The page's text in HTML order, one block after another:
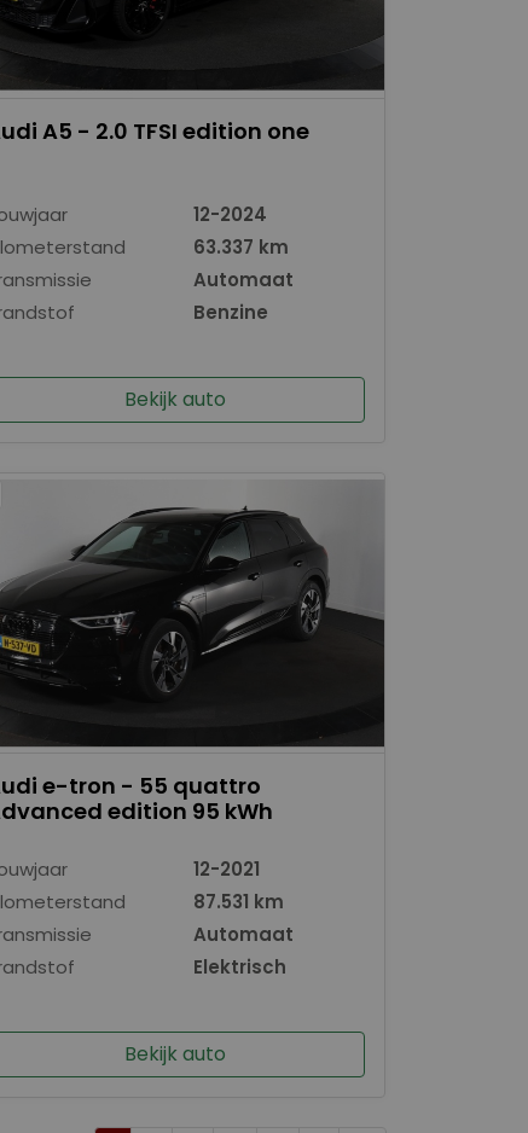
A5 - 2.0 TFSI edition one
12-2024
63.337 km
Automaat
Benzine
Bekijk auto
e-tron - 55 quattro
edition 95 kWh
12-2021
87.531 km
Automaat
Elektrisch
Bekijk auto